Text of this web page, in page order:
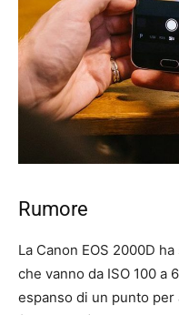
Rumore
La Canon EOS 2000D
che vanno da ISO 100 a
espanso di un punto